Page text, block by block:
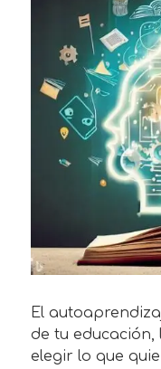
El
de tu educación,
elegir lo que